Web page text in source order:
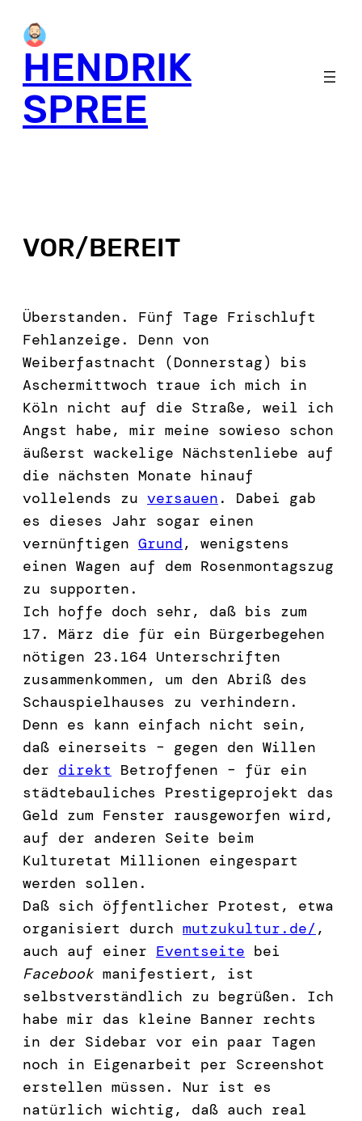
HENDRIK
SPREE
VOR/BEREIT
Überstanden. Fünf Tage Frischluft
Fehlanzeige. Denn von
Weiberfastnacht (Donnerstag) bis
Aschermittwoch traue ich mich in
Köln nicht auf die Straße, weil ich
Angst habe, mir meine sowieso schon
äußerst wackelige Nächstenliebe auf
die nächsten Monate hinauf
vollelends zu versauen . Dabei gab
es dieses Jahr sogar einen
vernünftigen Grund, wenigstens
einen Wagen auf dem Rosenmontagszug
zu supporten.
Ich hoffe doch sehr, daß bis zum
17. März die für ein Bürgerbegehen
nötigen 23.164 Unterschriften
zusammenkommen, um den Abriß des
Schauspielhauses zu verhindern.
Denn es kann einfach nicht sein,
daß einerseits – gegen den Willen
der direkt Betroffenen – für ein
städtebauliches Prestigeprojekt das
Geld zum Fenster rausgeworfen wird,
auf der anderen Seite beim
Kulturetat Millionen eingespart
werden sollen.
Daß sich öffentlicher Protest, etwa
organisiert durch mutzukultur.de/,
auch auf einer Eventseite bei
Facebook manifestiert, ist
selbstverständlich zu begrüßen. Ich
habe mir das kleine Banner rechts
in der Sidebar vor ein paar Tagen
noch in Eigenarbeit per Screenshot
erstellen müssen. Nur ist es
natürlich wichtig, daß auch real